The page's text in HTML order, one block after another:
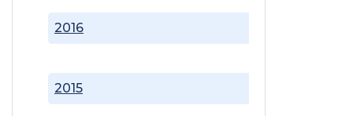
2015
2016